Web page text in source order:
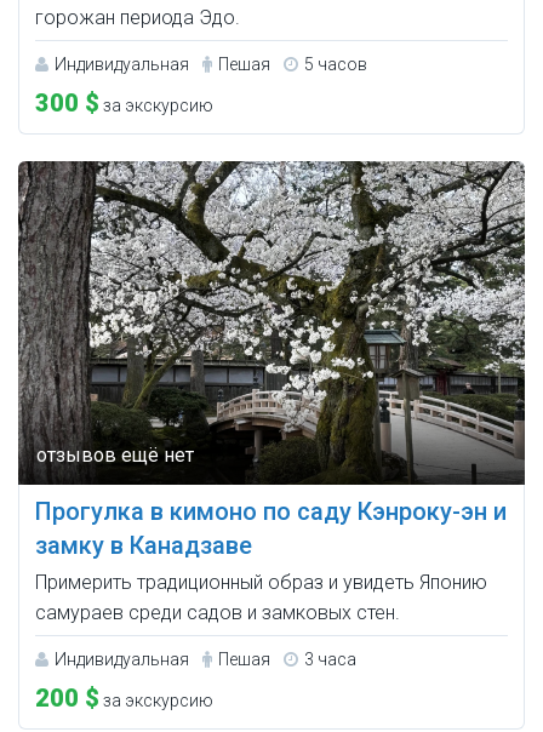
горожан периода Эдо.
Индивидуальная Пешая 5 часов
300 $ за экскурсию
Прогулка в кимоно по саду Кэнроку-эн и
замку в Канадзаве
Примерить традиционный образ и увидеть Японию
самураев среди садов и замковых стен.
Индивидуальная Пешая 3 часа
200 $ за экскурсию